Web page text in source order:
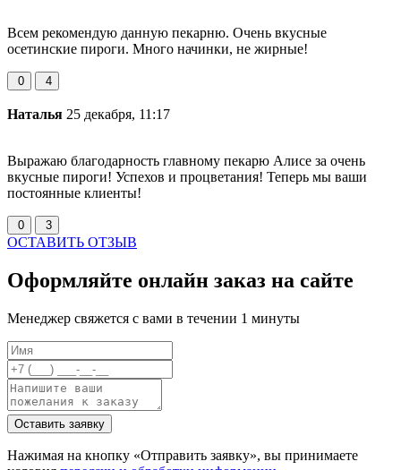
Всем рекомендую данную пекарню. Очень вкусные
осетинские пироги. Много начинки, не жирные!
0 4
Наталья 25 декабря, 11:17
Выражаю благодарность главному пекарю Алисе за очень
вкусные пироги! Успехов и процветания! Теперь мы ваши
постоянные клиенты!
0 3
ОСТАВИТЬ ОТЗЫВ
Оформляйте онлайн заказ на сайте
Менеджер свяжется с вами в течении 1 минуты
Оставить заявку
Нажимая на кнопку «Отправить заявку», вы принимаете